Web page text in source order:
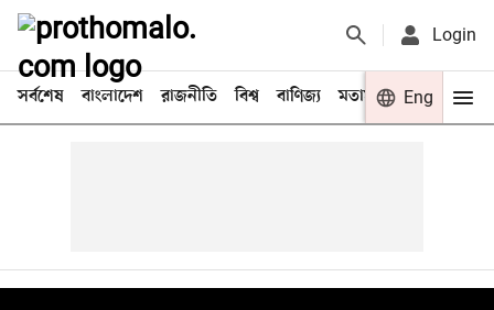
Login
সর্বশেষ বাংলাদেশ রাজনীতি বিশ্ব বাণিজ্য মতামত খেলা
Eng